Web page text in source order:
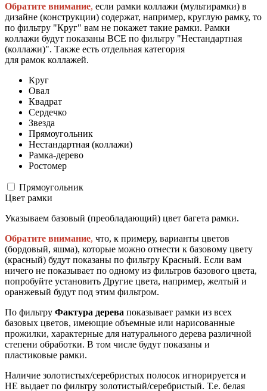
Обратите внимание, если рамки коллажи (мультирамки) в
дизайне (конструкции) содержат, например, круглую рамку, то
по фильтру "Круг" вам не покажет такие рамки. Рамки
коллажи будут показаны ВСЕ по фильтру "Нестандартная
(коллажи)". Также есть отдельная категория
для рамок коллажей.
Круг
Овал
Квадрат
Сердечко
Звезда
Прямоугольник
Нестандартная (коллажи)
Рамка-дерево
Ростомер
Прямоугольник
Цвет рамки
Указываем базовый (преобладающий) цвет багета рамки.
Обратите внимание, что, к примеру, варианты цветов
(бордовый, яшма), которые можно отнести к базовому цвету
(красный) будут показаны по фильтру Красный. Если вам
ничего не показывает по одному из фильтров базового цвета,
попробуйте установить Другие цвета, например, желтый и
оранжевый будут под этим фильтром.
По фильтру Фактура дерева показывает рамки из всех
базовых цветов, имеющие объемные или нарисованные
прожилки, характерные для натурального дерева различной
степени обработки. В том числе будут показаны и
пластиковые рамки.
Наличие золотистых/серебристых полосок игнорируется и
НЕ выдает по фильтру золотистый/серебристый. Т.е. белая